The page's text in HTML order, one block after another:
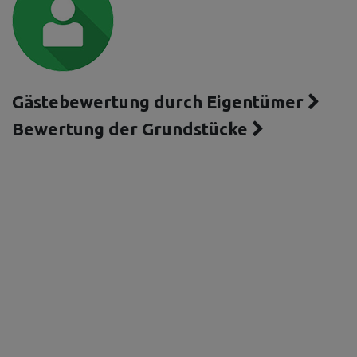
Gästebewertung durch Eigentümer
Bewertung der Grundstücke